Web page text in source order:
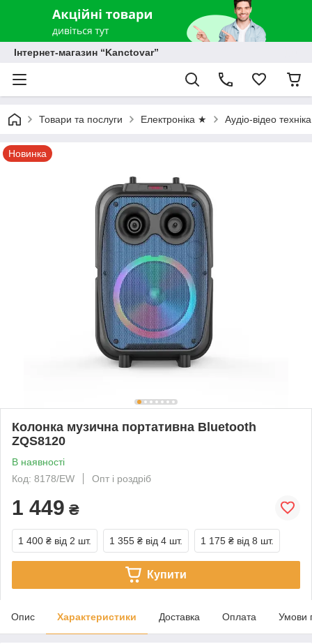
Інтернет-магазин “Kanctovar”
Товари та послуги Електроніка ★ Аудіо-відео
Новинка
Колонка музична портативна Bluetooth
ZQS8120
В наявності
Код: 8178/EW
Опт і роздріб
1 449 ₴
1 400 ₴ від 2 шт. 1 355 ₴ від 4 шт. 1 175 ₴ від 8 шт.
Купити
Опис Характеристики Доставка Оплата Умови